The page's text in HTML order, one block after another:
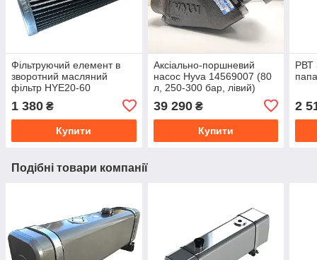
Фільтруючий елемент в
зворотний масляний
фільтр HYE20-60
1 380 ₴
Купити
Аксіально-поршневий
насос Hyva 14569007 (80
л, 250-300 бар, лівий)
39 290₴
Купити
РВТ
2
Подібні товари компанії